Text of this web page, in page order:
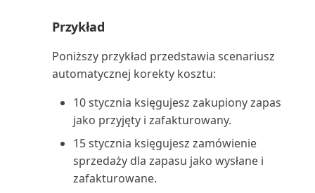
projektu (raport)
Szczegóły typów kosztów
(raport)
Szczegóły zamówień zapasów
(raport)
Szczegóły środka trwałego
(raport)
Przykład
Poniższy przykład przedstawia scenariusz
automatycznej korekty kosztu:
10 stycznia księgujesz zakupiony zapas
jako przyjęty i zafakturowany.
15 stycznia księgujesz zamówienie
sprzedaży dla zapasu jako wysłane i
zafakturowane.